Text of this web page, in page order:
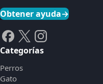
Obtener ayuda→
Categorías
Perros
Gato